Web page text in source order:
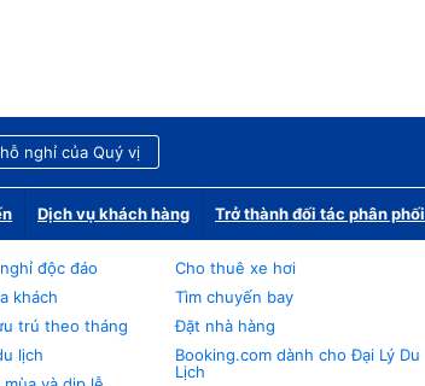
nghỉ của Quý vị
Dịch vụ khách hàng Trở thành đối tác phân phối
độc đáo
khách
trú theo tháng
lịch
Cho thuê xe hơi
Tìm chuyến bay
Đặt nhà hàng
Booking.com dành cho Đại Lý Du
Lịch